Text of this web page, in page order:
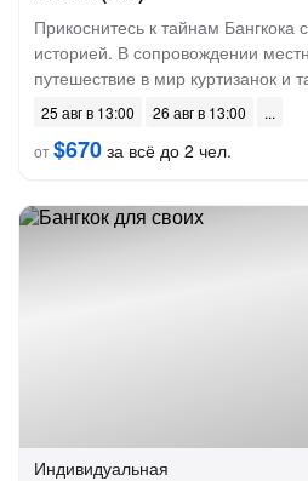
Прикоснитесь к тайнам
историей. В сопровождении
путешествие в мир куртизанок и
25 авг в 13:00
26 авг в 13:00
от$670 за всё до 2 чел.
Индивидуальная